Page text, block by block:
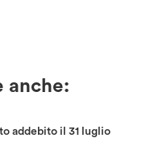
anche:
addebito il 31 luglio